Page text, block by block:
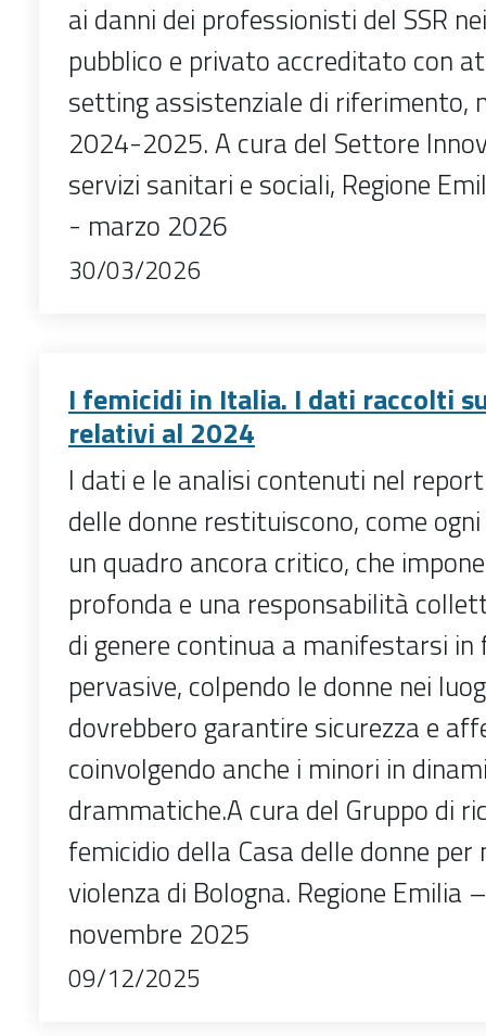
ai danni dei professionisti del SSR
pubblico e privato accreditato con
setting assistenziale di riferimento,
2024-2025. A cura del Settore
servizi sanitari e sociali, Regione
- marzo 2026
30/03/2026
I femicidi in Italia. I dati raccolti
relativi al 2024
I dati e le analisi contenuti nel
delle donne restituiscono, come
un quadro ancora critico, che
profonda e una responsabilità
di genere continua a manifestarsi in
pervasive, colpendo le donne nei
dovrebbero garantire sicurezza e
coinvolgendo anche i minori in
drammatiche.A cura del Gruppo di
femicidio della Casa delle donne per
violenza di Bologna. Regione Emilia
novembre 2025
09/12/2025